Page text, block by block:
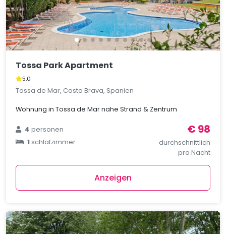
Tossa Park Apartment
5,0
Tossa de Mar, Costa Brava, Spanien
Wohnung in Tossa de Mar nahe Strand & Zentrum
4personen
1schlafzimmer
€ 98
durchschnittlich
pro Nacht
Anzeigen